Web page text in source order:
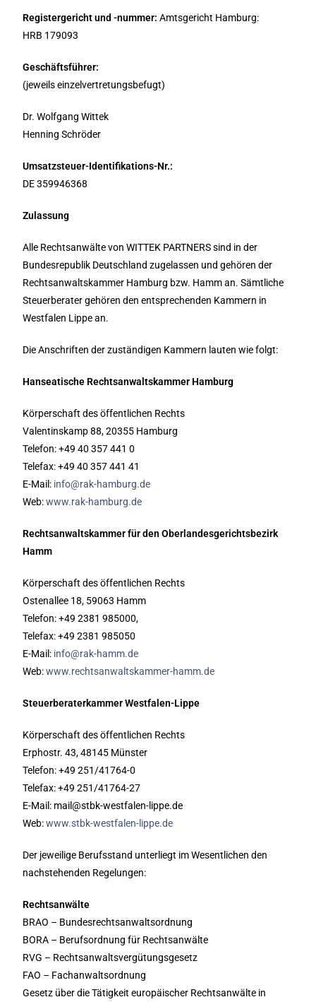
Registergericht und -nummer: Amtsgericht Hamburg:
HRB 179093
Geschäftsführer:
(jeweils einzelvertretungsbefugt)
Dr. Wolfgang Wittek
Henning Schröder
Umsatzsteuer-Identifikations-Nr.:
DE 359946368
Zulassung
Alle Rechtsanwälte von WITTEK PARTNERS sind in der
Bundesrepublik Deutschland zugelassen und gehören der
Rechtsanwaltskammer Hamburg bzw. Hamm an. Sämtliche
Steuerberater gehören den entsprechenden Kammern in
Westfalen Lippe an.
Die Anschriften der zuständigen Kammern lauten wie folgt:
Hanseatische Rechtsanwaltskammer Hamburg
Körperschaft des öffentlichen Rechts
Valentinskamp 88, 20355 Hamburg
Telefon: +49 40 357 441 0
Telefax: +49 40 357 441 41
E-Mail: info@rak-hamburg.de
Web:www.rak-hamburg.de
Rechtsanwaltskammer für den Oberlandesgerichtsbezirk
Hamm
Körperschaft des öffentlichen Rechts
Ostenallee 18, 59063 Hamm
Telefon: +49 2381 985000,
Telefax: +49 2381 985050
E-Mail: info@rak-hamm.de
Web:www.rechtsanwaltskammer-hamm.de
Steuerberaterkammer Westfalen-Lippe
Körperschaft des öffentlichen Rechts
Erphostr. 43, 48145 Münster
Telefon: +49 251/41764-0
Telefax: +49 251/41764-27
E-Mail: mail@stbk-westfalen-lippe.de
Web:www.stbk-westfalen-lippe.de
Der jeweilige Berufsstand unterliegt im Wesentlichen den
nachstehenden Regelungen:
Rechtsanwälte
BRAO – Bundesrechtsanwaltsordnung
BORA – Berufsordnung für Rechtsanwälte
RVG – Rechtsanwaltsvergütungsgesetz
FAO – Fachanwaltsordnung
Gesetz über die Tätigkeit europäischer Rechtsanwälte in